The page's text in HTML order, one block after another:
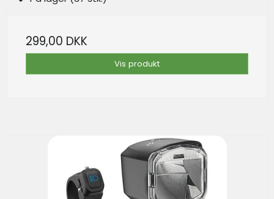
299,00 DKK
Vis produkt